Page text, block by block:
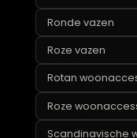
Design vazen
Glazen vazen
Gouden vazen
Groene vazen